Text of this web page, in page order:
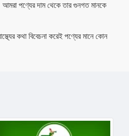
আমরা পণ্যের দাম থেকে তার গুনগত মানকে
কথা বিবেচনা করেই পণ্যের মানে কোন